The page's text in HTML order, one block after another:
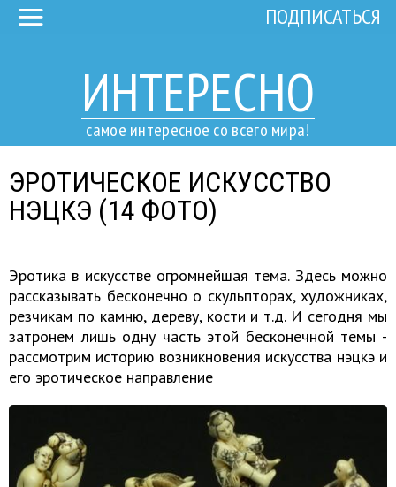
ИНТЕРЕСНО
самое интересное со всего мира!
ПОДПИСАТЬСЯ
ЭРОТИЧЕСКОЕ ИСКУССТВО
НЭЦКЭ (14 ФОТО)
Эротика в искусстве огромнейшая тема. Здесь можно
рассказывать бесконечно о скульпторах, художниках,
резчикам по камню, дереву, кости и т.д. И сегодня мы
затронем лишь одну часть этой бесконечной темы -
рассмотрим историю возникновения искусства нэцкэ и
его эротическое направление